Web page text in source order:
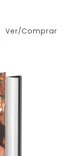
Ver/Comprar